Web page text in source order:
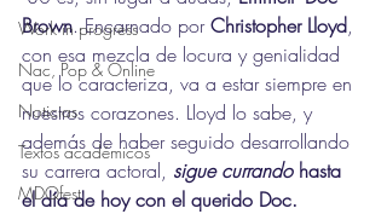
Work in progress
Nac, Pop & Online
Noticias
Textos académicos
MDQfest
Brown. Encarnado por Christopher Lloyd,
con esa mezcla de locura y genialidad
que lo caracteriza, va a estar siempre en
nuestros corazones. Lloyd lo sabe, y
además de haber seguido desarrollando
su carrera actoral, sigue currando hasta
el día de hoy con el querido Doc.